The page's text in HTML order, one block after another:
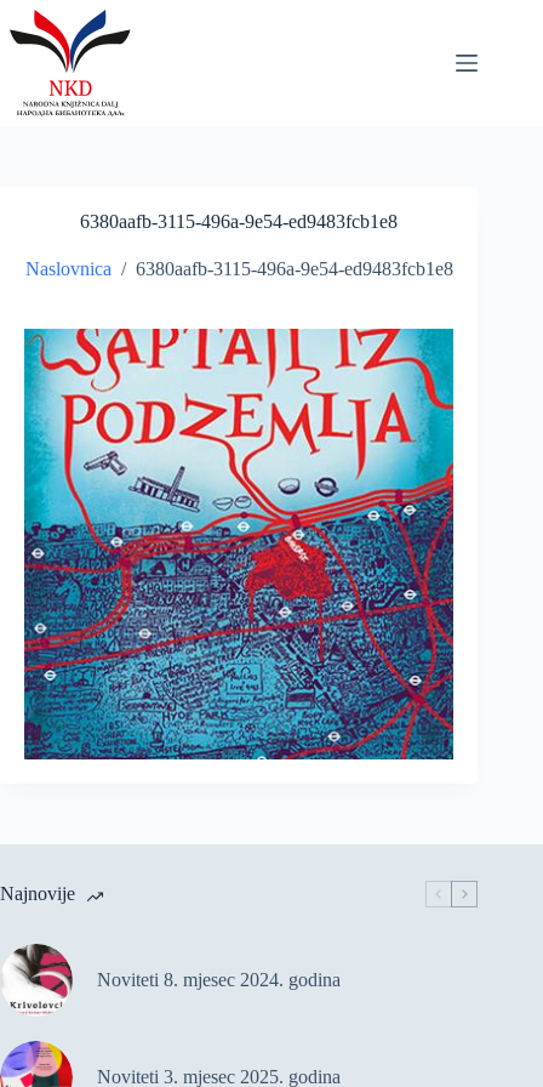
to
content
6380aafb-3115-496a-9e54-ed9483fcb1e8
Naslovnica / 6380aafb-3115-496a-9e54-ed9483fcb1e8
Najnovije
Noviteti 8. mjesec 2024. godina
Noviteti 3. mjesec 2025. godina